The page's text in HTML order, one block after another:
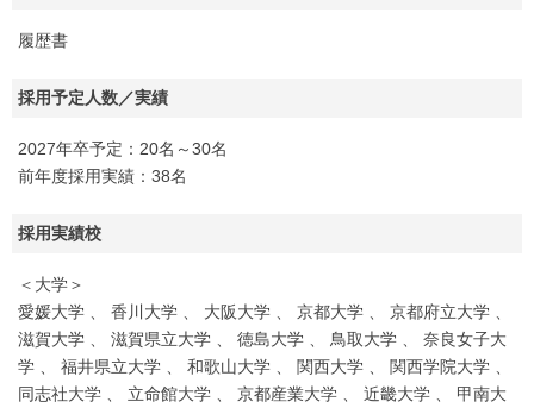
履歴書
採用予定人数／実績
2027年卒予定：20名～30名
前年度採用実績：38名
採用実績校
＜大学＞
愛媛大学 、 香川大学 、 大阪大学 、 京都大学 、 京都府立大学 、
滋賀大学 、 滋賀県立大学 、 徳島大学 、 鳥取大学 、 奈良女子大
学 、 福井県立大学 、 和歌山大学 、 関西大学 、 関西学院大学 、
同志社大学 、 立命館大学 、 京都産業大学 、 近畿大学 、 甲南大